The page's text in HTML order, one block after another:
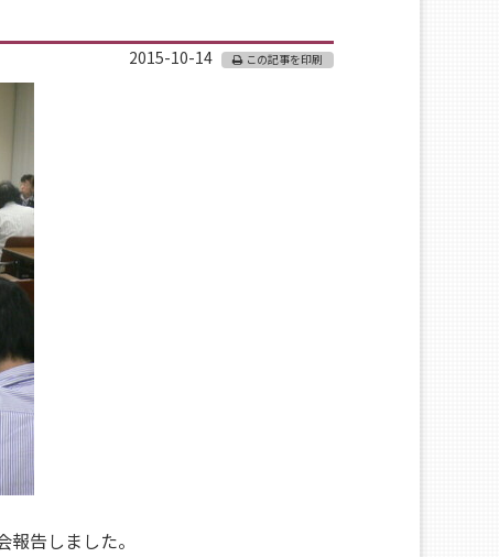
2015-10-14 この記事を印刷
告しました。